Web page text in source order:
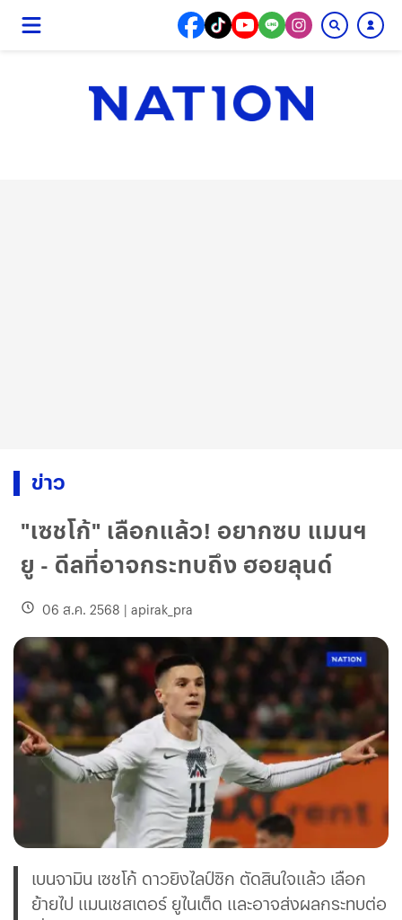
ข่าว
"เซชโก้" เลือกแล้ว! อยากซบ แมนฯ
ยู - ดีลที่อาจกระทบถึง ฮอยลุนด์
06 ส.ค. 2568 | apirak_pra
เบนจามิน เซชโก้ ดาวยิงไลป์ซิก ตัดสินใจแล้ว เลือก
ย้ายไป แมนเชสเตอร์ ยูไนเต็ด และอาจส่งผลกระทบต่อ